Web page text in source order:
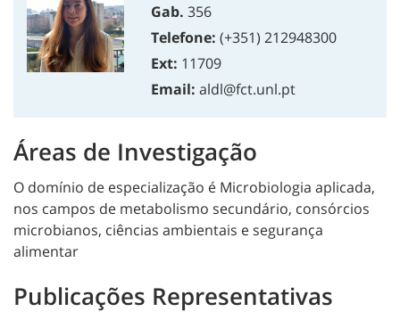
Gab. 356
Telefone: (+351) 212948300
Ext: 11709
Email: aldl@fct.unl.pt
Áreas de Investigação
O domínio de especialização é Microbiologia aplicada,
nos campos de metabolismo secundário, consórcios
microbianos, ciências ambientais e segurança
alimentar
Publicações Representativas